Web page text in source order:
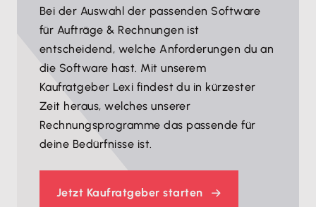
Bei der Auswahl der passenden Software
für Aufträge & Rechnungen ist
entscheidend, welche Anforderungen du an
die Software hast. Mit unserem
Kaufratgeber Lexi findest du in kürzester
Zeit heraus, welches unserer
Rechnungsprogramme das passende für
deine Bedürfnisse ist.
Jetzt Kaufratgeber starten